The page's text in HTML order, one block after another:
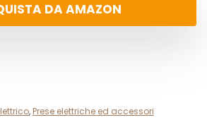
DA AMAZON
, Prese elettriche ed accessori